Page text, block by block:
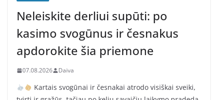
Neleiskite derliui supūti: po
kasimo svogūnus ir česnakus
apdorokite šia priemone
07.08.2026 Daiva
Kartais svogūnai ir česnakai atrodo visiškai sveiki,